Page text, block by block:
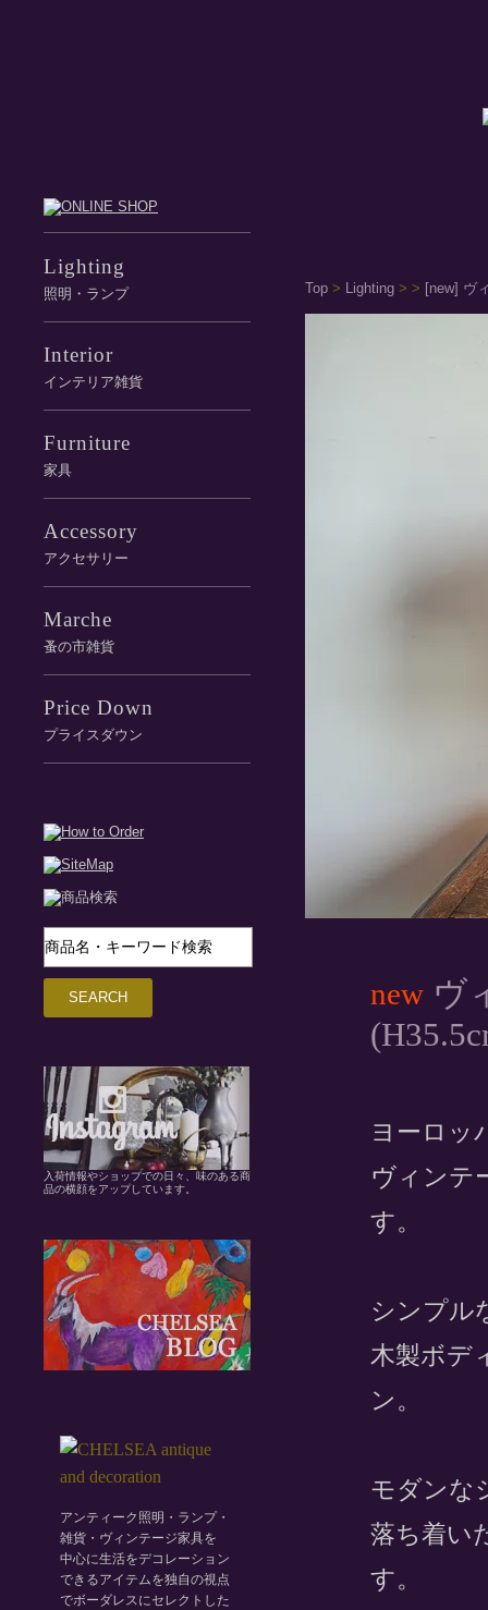
Top > Lighting > > [new] ヴ
new ヴ
ヨーロッ
ヴィンテ
す。
シンプル
木製ボデ
ン。
モダンな
落ち着い
す。
Lighting
照明・ランプ
Interior
インテリア雑貨
Furniture
家具
Accessory
アクセサリー
Marche
蚤の市雑貨
Price Down
プライスダウン
入荷情報やショップでの日々、味のある商
品の横顔をアップしています。
アンティーク照明・ランプ・
雑貨・ヴィンテージ家具を
中心に生活をデコレーション
できるアイテムを独自の視点
でボーダレスにセレクトした